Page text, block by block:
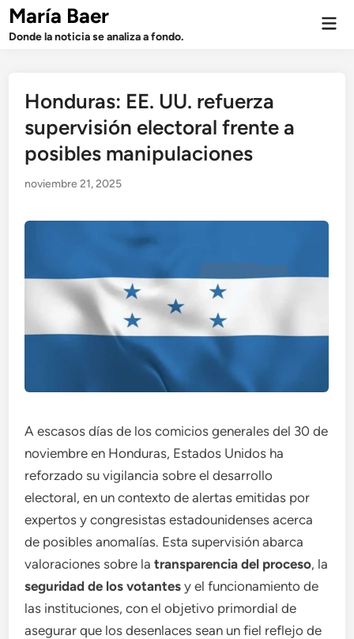
Saltar
contenido
María Baer
Donde la noticia se analiza a fondo.
Honduras: EE. UU. refuerza
supervisión electoral frente a
posibles manipulaciones
noviembre 21, 2025
A escasos días de los comicios generales del 30 de
noviembre en Honduras, Estados Unidos ha
reforzado su vigilancia sobre el desarrollo
electoral, en un contexto de alertas emitidas por
expertos y congresistas estadounidenses acerca
de posibles anomalías. Esta supervisión abarca
valoraciones sobre latransparencia del proceso, la
seguridad de los votantes y el funcionamiento de
las instituciones, con el objetivo primordial de
asegurar que los desenlaces sean un fiel reflejo de